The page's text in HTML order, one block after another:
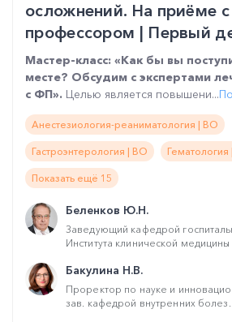
осложнений. На приёме с
профессором | Первый
Мастер-класс: «Как бы вы
месте? Обсудим с экспертами
с ФП». Целью является повышени...
Анестезиология-реаниматология | ВО
Гастроэнтерология | ВО
Показать ещё 15
Беленков Ю.Н.
Заведующий кафедрой
Института клинической
Бакулина Н.В.
Проректор по науке и
зав. кафедрой внутренних